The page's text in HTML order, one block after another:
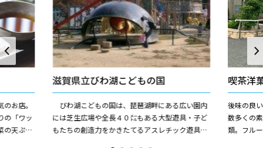
お店。
の「ワッ
の天ぷら
滋賀県立びわ湖こどもの国
びわ湖こどもの国は、琵琶湖畔にある広い園内
には芝生広場や全長４０㍍もある大型遊具・子ど
もたちの創造力をかきたてるアスレチック遊具・
喫茶洋
後味の良
数多くの
類。フル